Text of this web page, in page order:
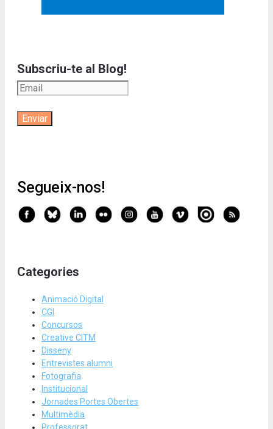
Subscriu-te al Blog!
Segueix-nos!
Categories
Animació Digital
CGI
Concursos
Creative CITM
Disseny
Entrevistes alumni
Fotografia
Institucional
Jornades Portes Obertes
Multimèdia